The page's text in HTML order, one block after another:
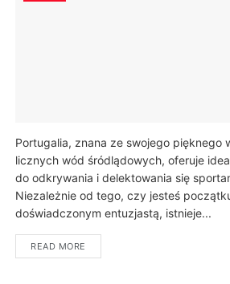
Portugalia, znana ze swojego pięknego
licznych wód śródlądowych, oferuje
do odkrywania i delektowania się
Niezależnie od tego, czy jesteś
doświadczonym entuzjastą, istnieje...
READ MORE